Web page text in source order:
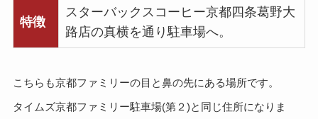
特徴
スターバックスコーヒー京都四条葛野大
路店の真横を通り駐車場へ。
こちらも京都ファミリーの目と鼻の先にある場所です。
タイムズ京都ファミリー駐車場(第２)と同じ住所になりま